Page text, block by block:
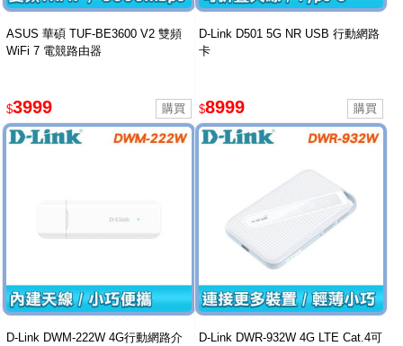
ASUS 華碩 TUF-BE3600 V2 雙頻
WiFi 7 電競路由器
$3999
D-Link D501 5G NR USB 行動網路
卡
$8999
D-Link DWM-222W 4G行動網路介
D-Link DWR-932W 4G LTE Cat.4可